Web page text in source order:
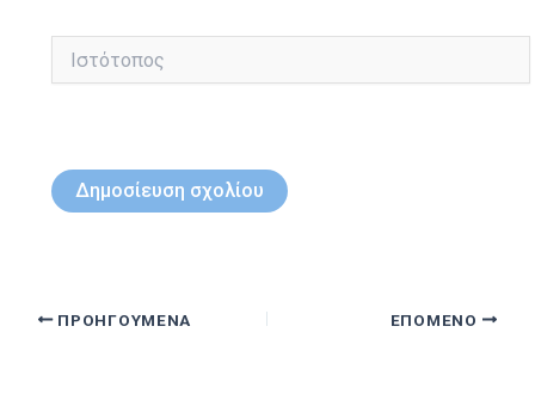
Ιστότοπος
ΠΡΟΗΓΟΎΜΕΝΑ ΕΠΌΜΕΝΟ